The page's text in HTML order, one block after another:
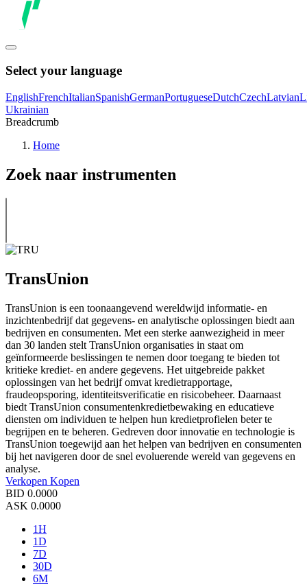
Select your language
EnglishFrenchItalianSpanishGermanPortugueseDutchCzechLatvian
Ukrainian
Breadcrumb
Home
Zoek naar instrumenten
TransUnion
TransUnion is een toonaangevend wereldwijd informatie- en
inzichtenbedrijf dat gegevens- en analytische oplossingen biedt aan
bedrijven en consumenten. Met een sterke aanwezigheid in meer
dan 30 landen stelt TransUnion organisaties in staat om
geïnformeerde beslissingen te nemen door toegang te bieden tot
kritieke krediet- en andere gegevens. Het uitgebreide pakket
oplossingen van het bedrijf omvat kredietrapportage,
fraudeopsporing, identiteitsverificatie en risicobeheer. Daarnaast
biedt TransUnion consumentenkredietbewaking en educatieve
diensten om individuen te helpen hun kredietprofielen beter te
begrijpen en te beheren. Gedreven door innovatie en technologie is
TransUnion toegewijd aan het helpen van bedrijven en consumenten
bij het navigeren door de snel evoluerende wereld van gegevens en
analyse.
Verkopen Kopen
BID 0.0000
ASK 0.0000
1H
1D
7D
30D
6M